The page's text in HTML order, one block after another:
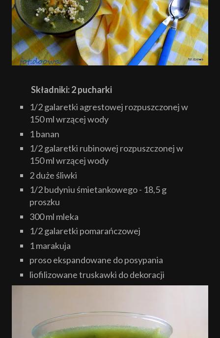
Składniki: 2 pucharki
1/2 galaretki agrestowej rozpuszczonej w
150 ml wrzącej wody
1 banan
1/2 galaretki rubinowej rozpuszczonej w
150 ml wrzącej wody
2 duże śliwki
1/2 budyniu śmietankowego - 18,5 g
proszku
300 ml mleka
1/2 galaretki pomarańczowej
1 marakuja
proso ekspandowane do posypania
liofilizowane truskawki do dekoracji